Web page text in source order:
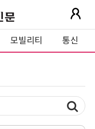
모빌리티 통신